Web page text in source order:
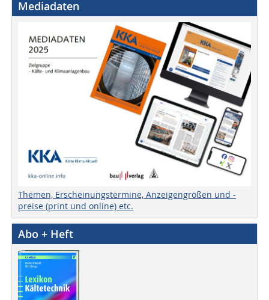
Mediadaten
Themen, Erscheinungstermine, Anzeigengrößen und -
preise (print und online) etc.
Abo + Heft